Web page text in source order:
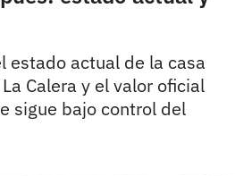
estado actual de la casa
Calera y el valor oficial
sigue bajo control del